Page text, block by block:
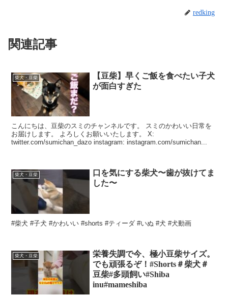
redking
関連記事
柴犬・豆柴
【豆柴】早くご飯を食べたい子犬
が面白すぎた
こんにちは、豆柴のスミのチャンネルです。 スミのかわいい日常を
お届けします。 よろしくお願いいたします。 X:
twitter.com/sumichan_dazo instagram: instagram.com/sumichan...
柴犬・豆柴
口を気にする柴犬〜歯が抜けてま
した〜
#柴犬 #子犬 #かわいい #shorts #ティーダ #いぬ #犬 #犬動画
柴犬・豆柴
栄養失調で今、極小豆柴サイズ。
でも頑張るぞ！#Shorts＃柴犬＃
豆柴#多頭飼い#Shiba
inu#mameshiba